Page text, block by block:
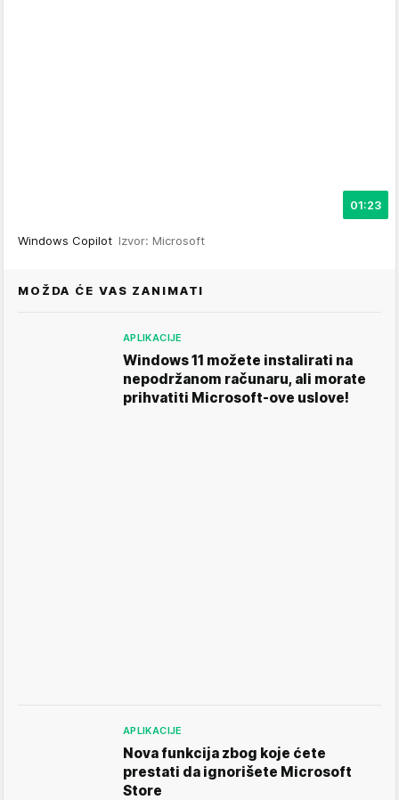
01:23
Windows Copilot Izvor: Microsoft
MOŽDA ĆE VAS ZANIMATI
APLIKACIJE
Windows 11 možete instalirati na
nepodržanom računaru, ali morate
prihvatiti Microsoft-ove uslove!
APLIKACIJE
Nova funkcija zbog koje ćete
prestati da ignorišete Microsoft
Store